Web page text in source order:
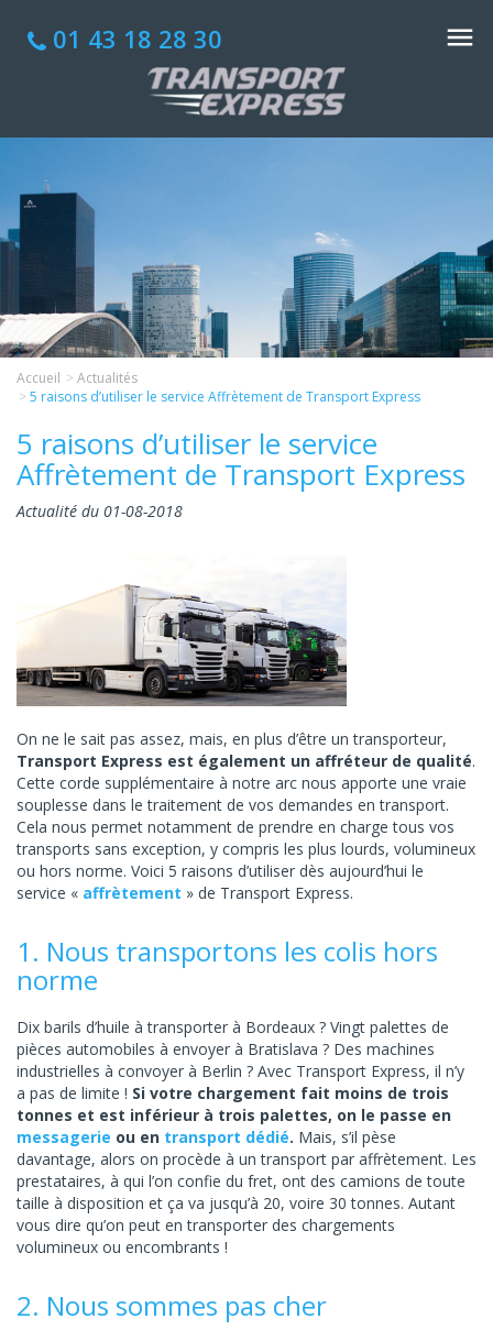
01 43 18 28 30
Accueil
Actualités
5 raisons d’utiliser le service Affrètement de Transport Express
5 raisons d’utiliser le service
Affrètement de Transport Express
Actualité du 01-08-2018
On ne le sait pas assez, mais, en plus d’être un transporteur,
Transport Express est également un affréteur de qualité.
Cette corde supplémentaire à notre arc nous apporte une vraie
souplesse dans le traitement de vos demandes en transport.
Cela nous permet notamment de prendre en charge tous vos
transports sans exception, y compris les plus lourds, volumineux
ou hors norme. Voici 5 raisons d’utiliser dès aujourd’hui le
service « affrètement » de Transport Express.
1. Nous transportons les colis hors
norme
Dix barils d’huile à transporter à Bordeaux ? Vingt palettes de
pièces automobiles à envoyer à Bratislava ? Des machines
industrielles à convoyer à Berlin ? Avec Transport Express, il n’y
a pas de limite ! Si votre chargement fait moins de trois
tonnes et est inférieur à trois palettes, on le passe en
messagerie ou en transport dédié. Mais, s’il pèse
davantage, alors on procède à un transport par affrètement. Les
prestataires, à qui l’on confie du fret, ont des camions de toute
taille à disposition et ça va jusqu’à 20, voire 30 tonnes. Autant
vous dire qu’on peut en transporter des chargements
volumineux ou encombrants !
2. Nous sommes pas cher